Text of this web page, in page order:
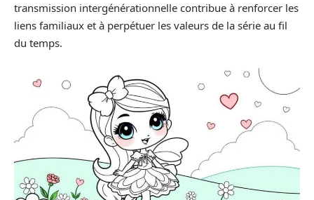
transmission intergénérationnelle contribue à renforcer les
liens familiaux et à perpétuer les valeurs de la série au fil
du temps.